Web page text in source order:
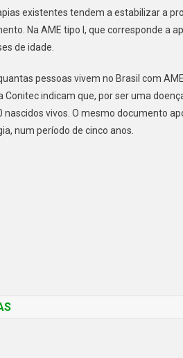
existentes tendem a estabilizar a
Na AME tipo I, que corresponde a
de idade.
pessoas vivem no Brasil com
indicam que, por ser uma
nascidos vivos. O mesmo documento
num período de cinco anos.